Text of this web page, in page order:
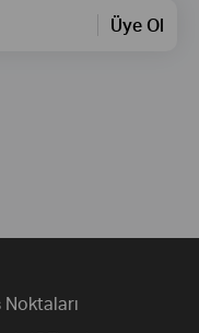
Üye Ol
Noktaları